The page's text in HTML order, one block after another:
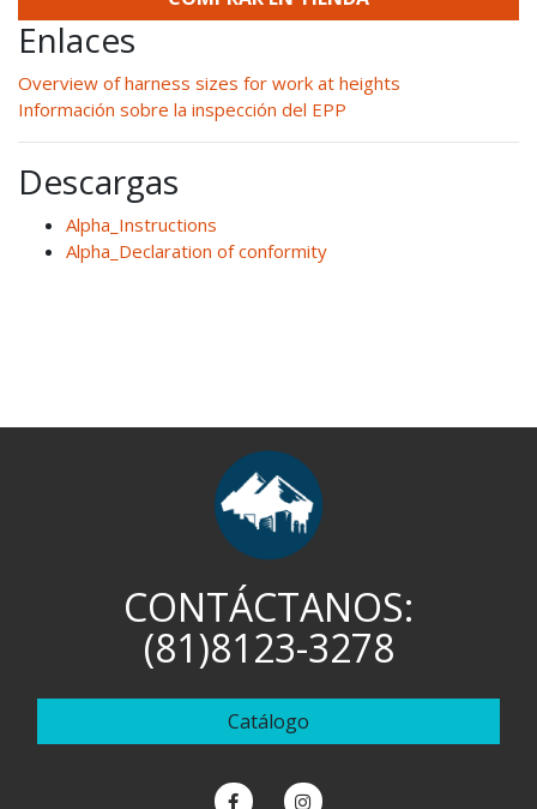
Enlaces
Overview of harness sizes for work at heights
Información sobre la inspección del EPP
Descargas
Alpha_Instructions
Alpha_Declaration of conformity
CONTÁCTANOS:
(81)8123-3278
Catálogo